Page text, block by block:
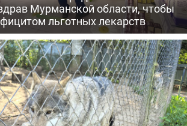
Мурманской области, чтобы
льготных лекарств